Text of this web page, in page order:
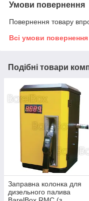
Умови повернення
Повернення товару
Всі умови повернення
Подібні товари
Заправна колонка для
дизельного палива